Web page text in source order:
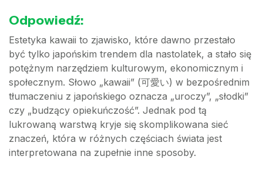
Odpowiedź:
Estetyka kawaii to zjawisko, które dawno przestało
być tylko japońskim trendem dla nastolatek, a stało się
potężnym narzędziem kulturowym, ekonomicznym i
społecznym. Słowo „kawaii” (可愛い) w bezpośrednim
tłumaczeniu z japońskiego oznacza „uroczy”, „słodki”
czy „budzący opiekuńczość”. Jednak pod tą
lukrowaną warstwą kryje się skomplikowana sieć
znaczeń, która w różnych częściach świata jest
interpretowana na zupełnie inne sposoby.